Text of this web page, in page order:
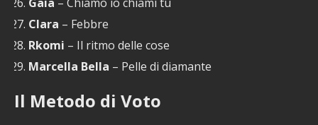
Clara – Febbre
Rkomi – Il ritmo delle cose
Marcella Bella – Pelle di diamante
Il Metodo di Voto